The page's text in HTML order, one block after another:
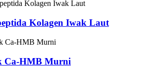
Kolagen Iwak Laut
Ca-HMB Murni